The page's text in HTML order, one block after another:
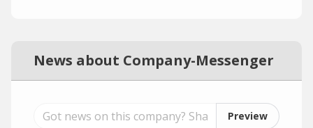
News about Company-Messenger
Preview